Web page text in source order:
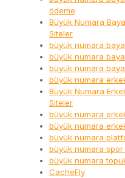
ödeme
Büyük Numara
Siteler
büyük numara
büyük numara
büyük numara
büyük numara
Büyük Numara
Siteler
büyük numara
büyük numara
büyük numara
büyük numara spor
büyük numara
CacheFly